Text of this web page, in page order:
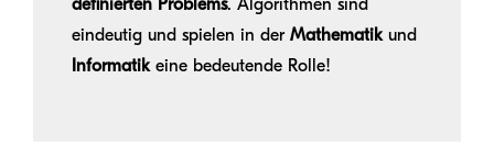
definierten Problems. Algorithmen sind
eindeutig und spielen in der Mathematikund
Informatikeine bedeutende Rolle!